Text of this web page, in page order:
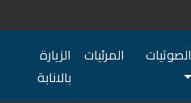
الصوتيات المرئيات الزيارة
بالانابة